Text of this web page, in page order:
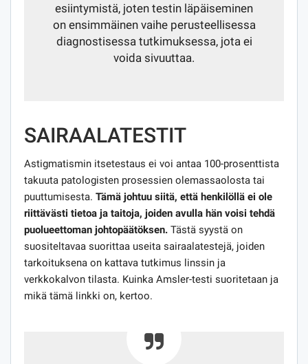
esiintymistä, joten testin läpäiseminen
on ensimmäinen vaihe perusteellisessa
diagnostisessa tutkimuksessa, jota ei
voida sivuuttaa.
SAIRAALATESTIT
Astigmatismin itsetestaus ei voi antaa 100-prosenttista
takuuta patologisten prosessien olemassaolosta tai
puuttumisesta. Tämä johtuu siitä, että henkilöllä ei ole
riittävästi tietoa ja taitoja, joiden avulla hän voisi tehdä
puolueettoman johtopäätöksen. Tästä syystä on
suositeltavaa suorittaa useita sairaalatestejä, joiden
tarkoituksena on kattava tutkimus linssin ja
verkkokalvon tilasta. Kuinka Amsler-testi suoritetaan ja
mikä tämä linkki on, kertoo.